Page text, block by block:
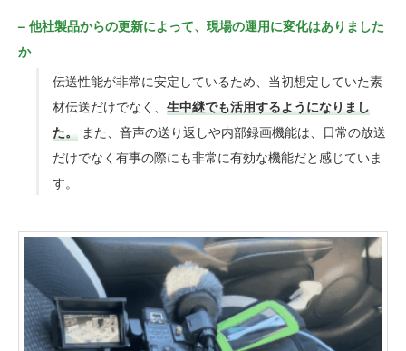
– 他社製品からの更新によって、現場の運用に変化はありました
か
伝送性能が非常に安定しているため、当初想定していた素
材伝送だけでなく、 生中継でも活用するようになりまし
た。
また、音声の送り返しや内部録画機能は、日常の放送
だけでなく有事の際にも非常に有効な機能だと感じていま
す。